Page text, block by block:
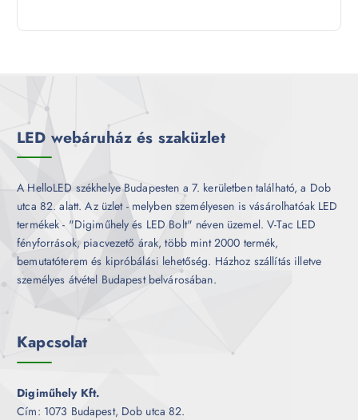
é
r
t
LED webáruház és szaküzlet
A HelloLED székhelye Budapesten a 7. kerületben található, a Dob
utca 82. alatt. Az üzlet - melyben személyesen is vásárolhatóak LED
termékek - "Digiműhely és LED Bolt" néven üzemel. V-Tac LED
fényforrások, piacvezető árak, több mint 2000 termék,
bemutatóterem és kipróbálási lehetőség. Házhoz szállítás illetve
személyes átvétel Budapest belvárosában.
Kapcsolat
Digiműhely Kft.
Cím: 1073 Budapest, Dob utca 82.